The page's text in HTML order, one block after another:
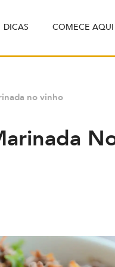
DICAS COMECE AQUI
no vinho